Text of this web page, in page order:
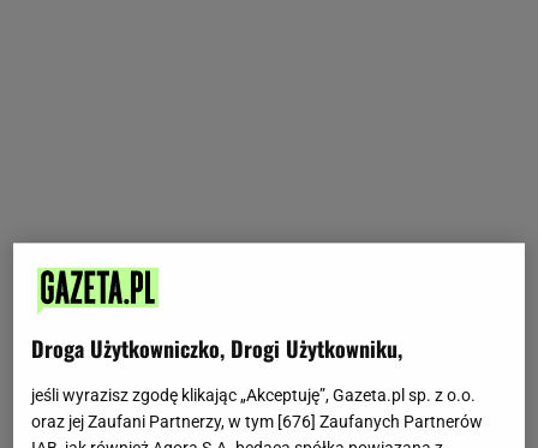
Droga Użytkowniczko, Drogi Użytkowniku,
jeśli wyrazisz zgodę klikając „Akceptuję”, Gazeta.pl sp. z o.o.
oraz jej Zaufani Partnerzy, w tym [676] Zaufanych Partnerów